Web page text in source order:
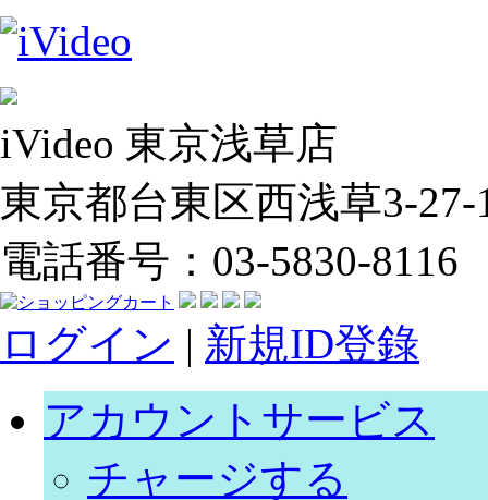
iVideo 東京浅草店
東京都台東区西浅草3-27-
電話番号：03-5830-8116
ログイン | 新規ID登錄
アカウントサービス
チャージする